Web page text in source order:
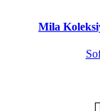
Mila